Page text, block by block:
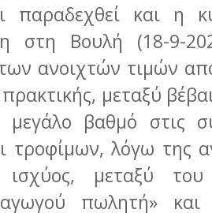
και η
στη Βουλή (18-9-
ανοιχτών τιμών
μεταξύ
βαθμό στις
τροφίμων, λόγω της
ισχύος, μεταξύ
πωλητή» και